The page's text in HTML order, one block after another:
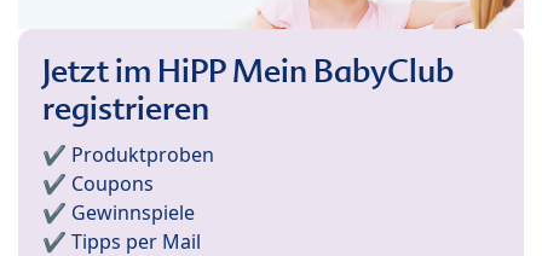
Jetzt im HiPP Mein BabyClub
registrieren
✔️ Produktproben
✔️ Coupons
✔️ Gewinnspiele
✔️ Tipps per Mail